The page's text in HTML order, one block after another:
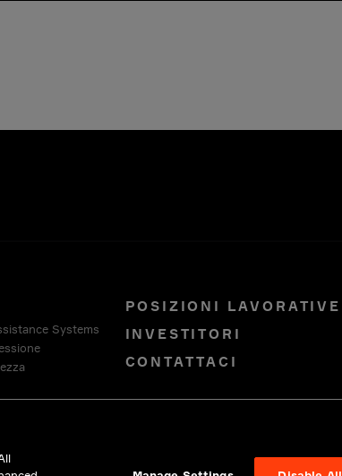
Systems
intelligenti
Solutions
POSIZIONI LAVORATIVE
INVESTITORI
CONTATTACI